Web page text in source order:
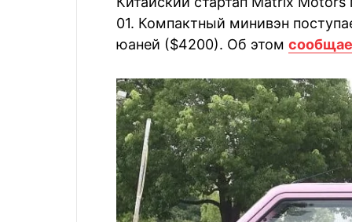
01. Компактный минивэн
юаней ($4200). Об этом